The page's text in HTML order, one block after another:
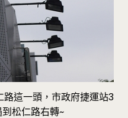
路這一頭，市政府捷運站3
松仁路右轉~